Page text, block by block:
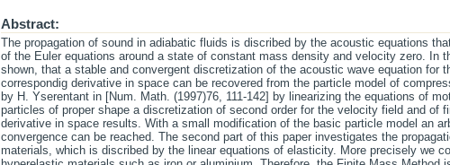
Abstract:
The propagation of sound in adiabatic fluids is discribed by the acoustic equations
of the Euler equations around a state of constant mass density and velocity zero. In
shown, that a stable and convergent discretization of the acoustic wave equation for
correspondig derivative in space can be recovered from the particle model of
by H. Yserentant in [Num. Math. (1997)76, 111-142] by linearizing the equations of
particles of proper shape a discretization of second order for the velocity field and of
derivative in space results. With a small modification of the basic particle model an
convergence can be reached. The second part of this paper investigates the
materials, which is discribed by the linear equations of elasticity. More precisely we